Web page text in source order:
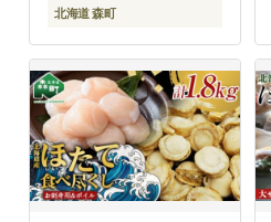
北海道 mr1-1312
北海道 森町